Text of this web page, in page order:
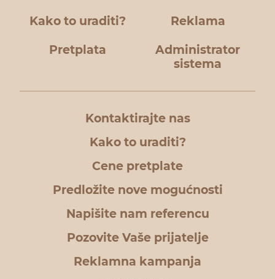
Kako to uraditi? Reklama
Pretplata
Administrator
sistema
Kontaktirajte nas
Kako to uraditi?
Cene pretplate
Predložite nove mogućnosti
Napišite nam referencu
Pozovite Vaše prijatelje
Reklamna kampanja